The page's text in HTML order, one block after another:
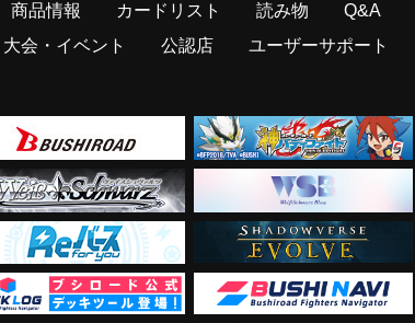
商品情報 カードリスト 読み物 Q&A
大会・イベント 公認店 ユーザーサポート